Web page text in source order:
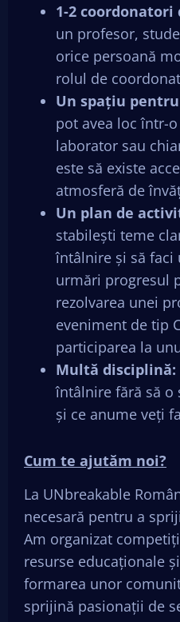
1-2 coordonatori
un profesor,
orice persoană
rolul de
Un spațiu
pot avea loc într-
laborator sau
este să existe
atmosferă de
Un plan de
stabilești teme
întâlnire și să
urmări progresul
rezolvarea unei
eveniment de tip
participarea la
Multă disciplină:
întâlnire fără să o
și ce anume veți
Cum te ajutăm noi?
La UNbreakable
necesară pentru a
Am organizat
resurse educaționale
formarea unor
sprijină pasionații de